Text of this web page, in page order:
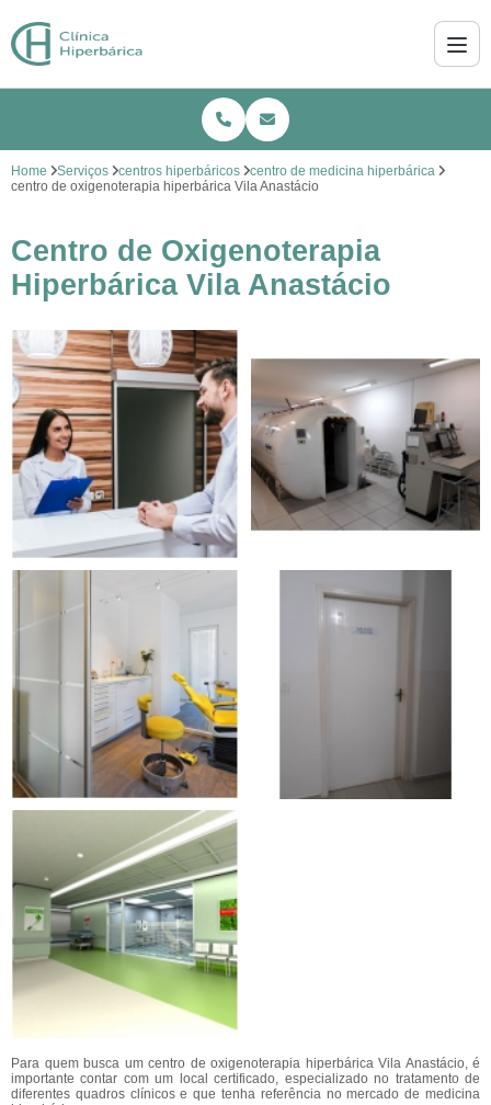
Home Serviços centros hiperbáricos
centro de medicina hiperbárica
centro de oxigenoterapia hiperbárica Vila Anastácio
Centro de Oxigenoterapia
Hiperbárica Vila Anastácio
Para quem busca um centro de oxigenoterapia hiperbárica Vila Anastácio, é
importante contar com um local certificado, especializado no tratamento de
diferentes quadros clínicos e que tenha referência no mercado de medicina